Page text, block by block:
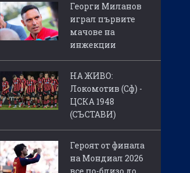
Георги Миланов
играл първите
мачове на
инжекции
НА ЖИВО:
Локомотив (Сф) -
ЦСКА 1948
(СЪСТАВИ)
Героят от финала
на Мондиал 2026